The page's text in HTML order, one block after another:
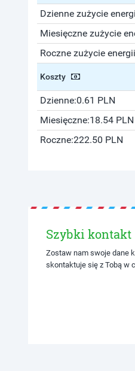
Dzienne zużycie
Miesięczne zużycie
Roczne zużycie
Koszty
Dzienne:0.61 PLN
Miesięczne:18.54 PLN
Roczne:222.50 PLN
Szybki kontakt
Zostaw nam swoje dane
skontaktuje się z Tobą w